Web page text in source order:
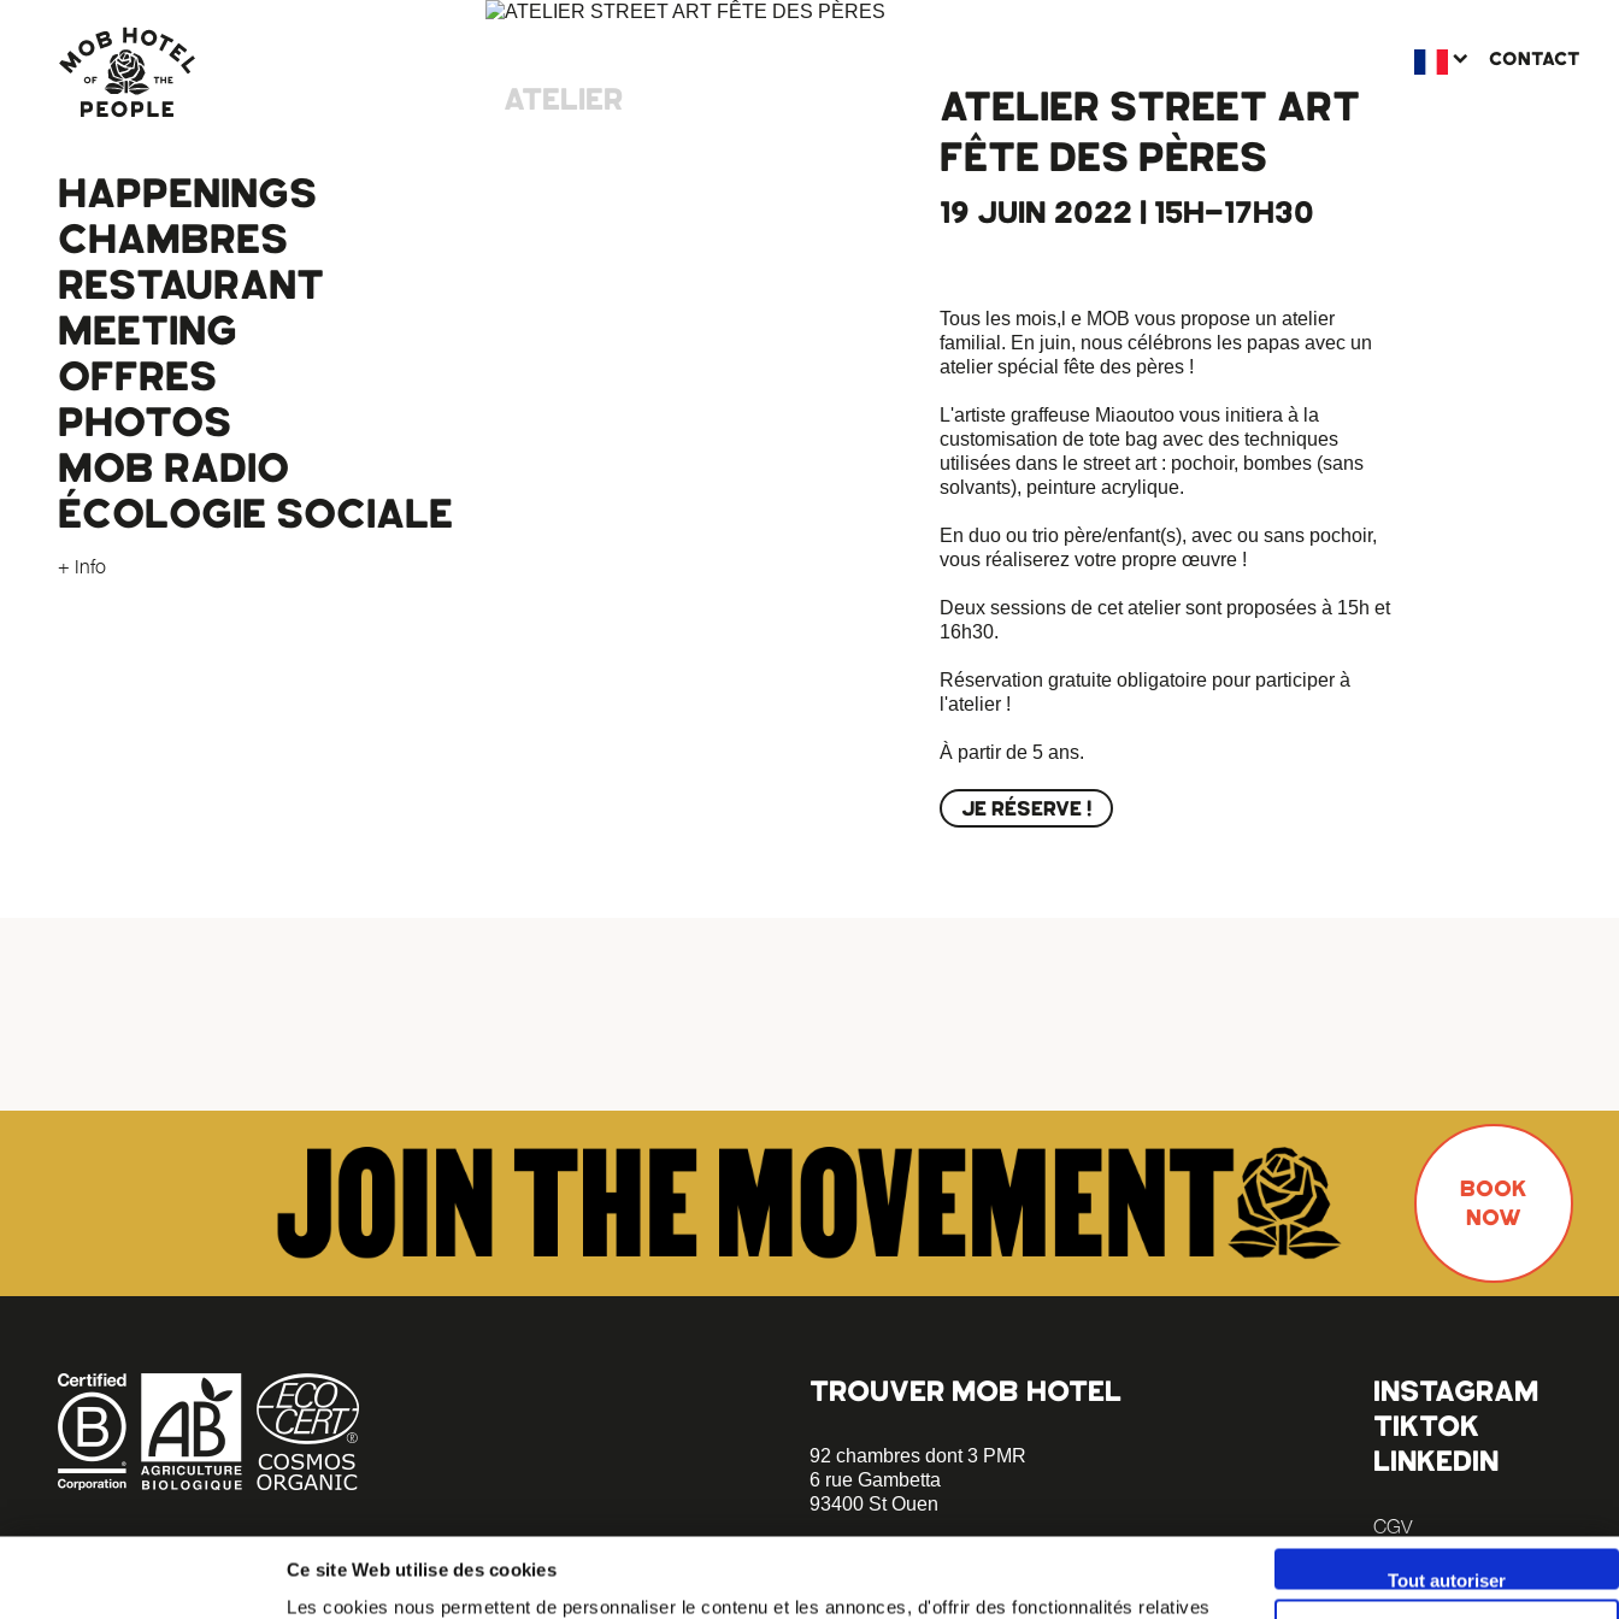
Ce site Web utilise des cookies
Les cookies nous permettent de personnaliser le contenu et les annonces, d'offrir des fonctionnalités relatives
Tout autoriser
HAPPENINGS
CHAMBRES
RESTAURANT
MEETING
OFFRES
PHOTOS
MOB RADIO
ÉCOLOGIE SOCIALE
+ Info
CONTACT
ATELIER STREET ART
FÊTE DES PÈRES
19 JUIN 2022 | 15H-17H30
ATELIER
Tous les mois,l e MOB vous propose un atelier
familial. En juin, nous célébrons les papas avec un
atelier spécial fête des pères !
L'artiste graffeuse Miaoutoo vous initiera à la
customisation de tote bag avec des techniques
utilisées dans le street art : pochoir, bombes (sans
solvants), peinture acrylique.
En duo ou trio père/enfant(s), avec ou sans pochoir,
vous réaliserez votre propre œuvre !
Deux sessions de cet atelier sont proposées à 15h et
16h30.
Réservation gratuite obligatoire pour participer à
l'atelier !
À partir de 5 ans.
JE RÉSERVE !
BOOK
NOW
BECOME MOB
MOB HOTEL se développe en un véritable mouvement coopératif.
TROUVER MOB HOTEL
92 chambres dont 3 PMR
6 rue Gambetta
93400 St Ouen
Métro Garibaldi - Ligne 13 (à 5 minutes)
INSTAGRAM
TIKTOK
LINKEDIN
CGV
Mentions légales